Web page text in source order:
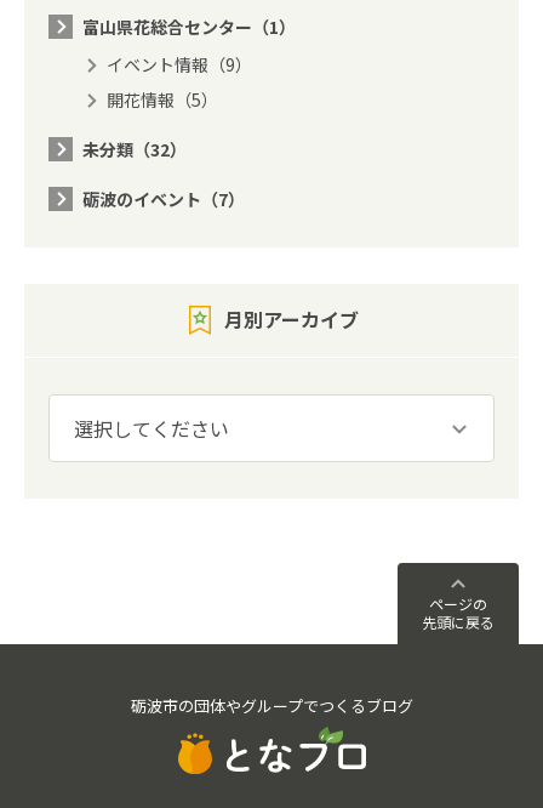
富山県花総合センター（1）
イベント情報（9）
開花情報（5）
未分類（32）
砺波のイベント（7）
月別アーカイブ
ページの
先頭に戻る
砺波市の団体やグループでつくるブログ